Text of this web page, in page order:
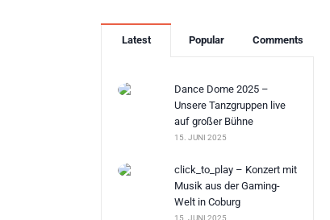
Latest Popular Comments
Dance Dome 2025 –
Unsere Tanzgruppen live
auf großer Bühne
15. JUNI 2025
click_to_play – Konzert mit
Musik aus der Gaming-
Welt in Coburg
15. JUNI 2025